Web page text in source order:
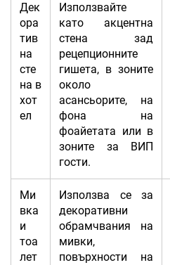
Дек
ора
тив
на
сте
на в
хот
ел
Използвайте
като акцентна
стена зад
рецепционните
гишета, в зоните
около
асансьорите, на
фона на
фоайетата или в
зоните за ВИП
гости.
Ми
вка
и
тоа
лет
Използва се за
декоративни
обрамчвания на
мивки,
повърхности на